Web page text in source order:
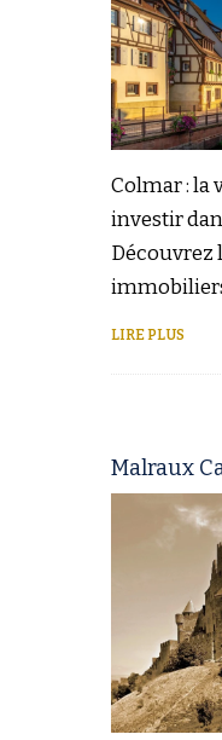
Colmar : la
investir
Découvrez
LIRE PLUS
Malraux